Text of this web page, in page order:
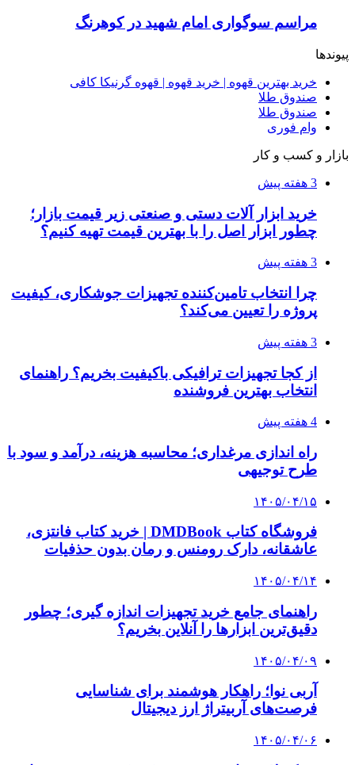
فروشگاه کتاب DMDBook | خرید کتاب فانتزی،
راهنمای جامع خرید تجهیزات اندازه گیری؛ چطور
دقیق‌ترین ابزارها را آنلاین بخریم؟
۱۴۰۵/۰۴/۰۹
آربی نوا؛ راهکار هوشمند برای شناسایی
فرصت‌های آربیتراژ ارز دیجیتال
۱۴۰۵/۰۴/۰۶
۱۴۰۵/۰۳/۳۱
۱۴۰۵/۰۳/۲۸
چرا بسیاری از کسب‌وکارها بدون ثبت شرکت
نمی‌توانند با سازمان‌ها و شرکت‌های بزرگ همکاری
کنند؟
کامیون سازی بنز در لیست تحریم روسیه قرار
برق ایران در دهه سرنوشت؛ بحران تراز انرژی و
راهکارهای برون‌رفت از چالش
هشدار وزیر آلمانی نسبت به تبعات اقتصادی تنش
آفرینی های تجاری ترامپ